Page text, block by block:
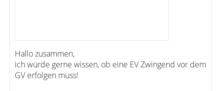
Hallo zusammen,
ich würde gerne wissen, ob eine EV Zwingend vor dem
GV erfolgen muss!